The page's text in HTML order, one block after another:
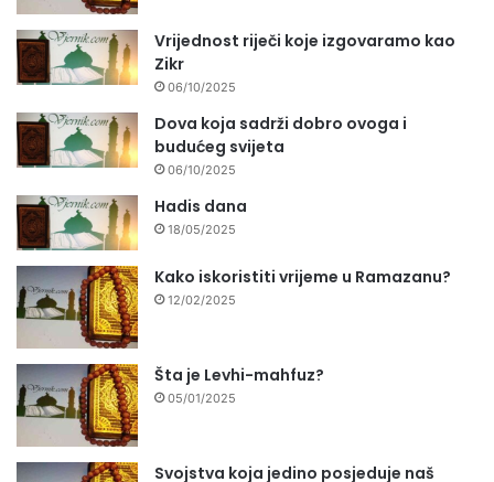
Vrijednost riječi koje izgovaramo kao
Zikr
06/10/2025
Dova koja sadrži dobro ovoga i
budućeg svijeta
06/10/2025
Hadis dana
18/05/2025
Kako iskoristiti vrijeme u Ramazanu?
12/02/2025
Šta je Levhi-mahfuz?
05/01/2025
Svojstva koja jedino posjeduje naš